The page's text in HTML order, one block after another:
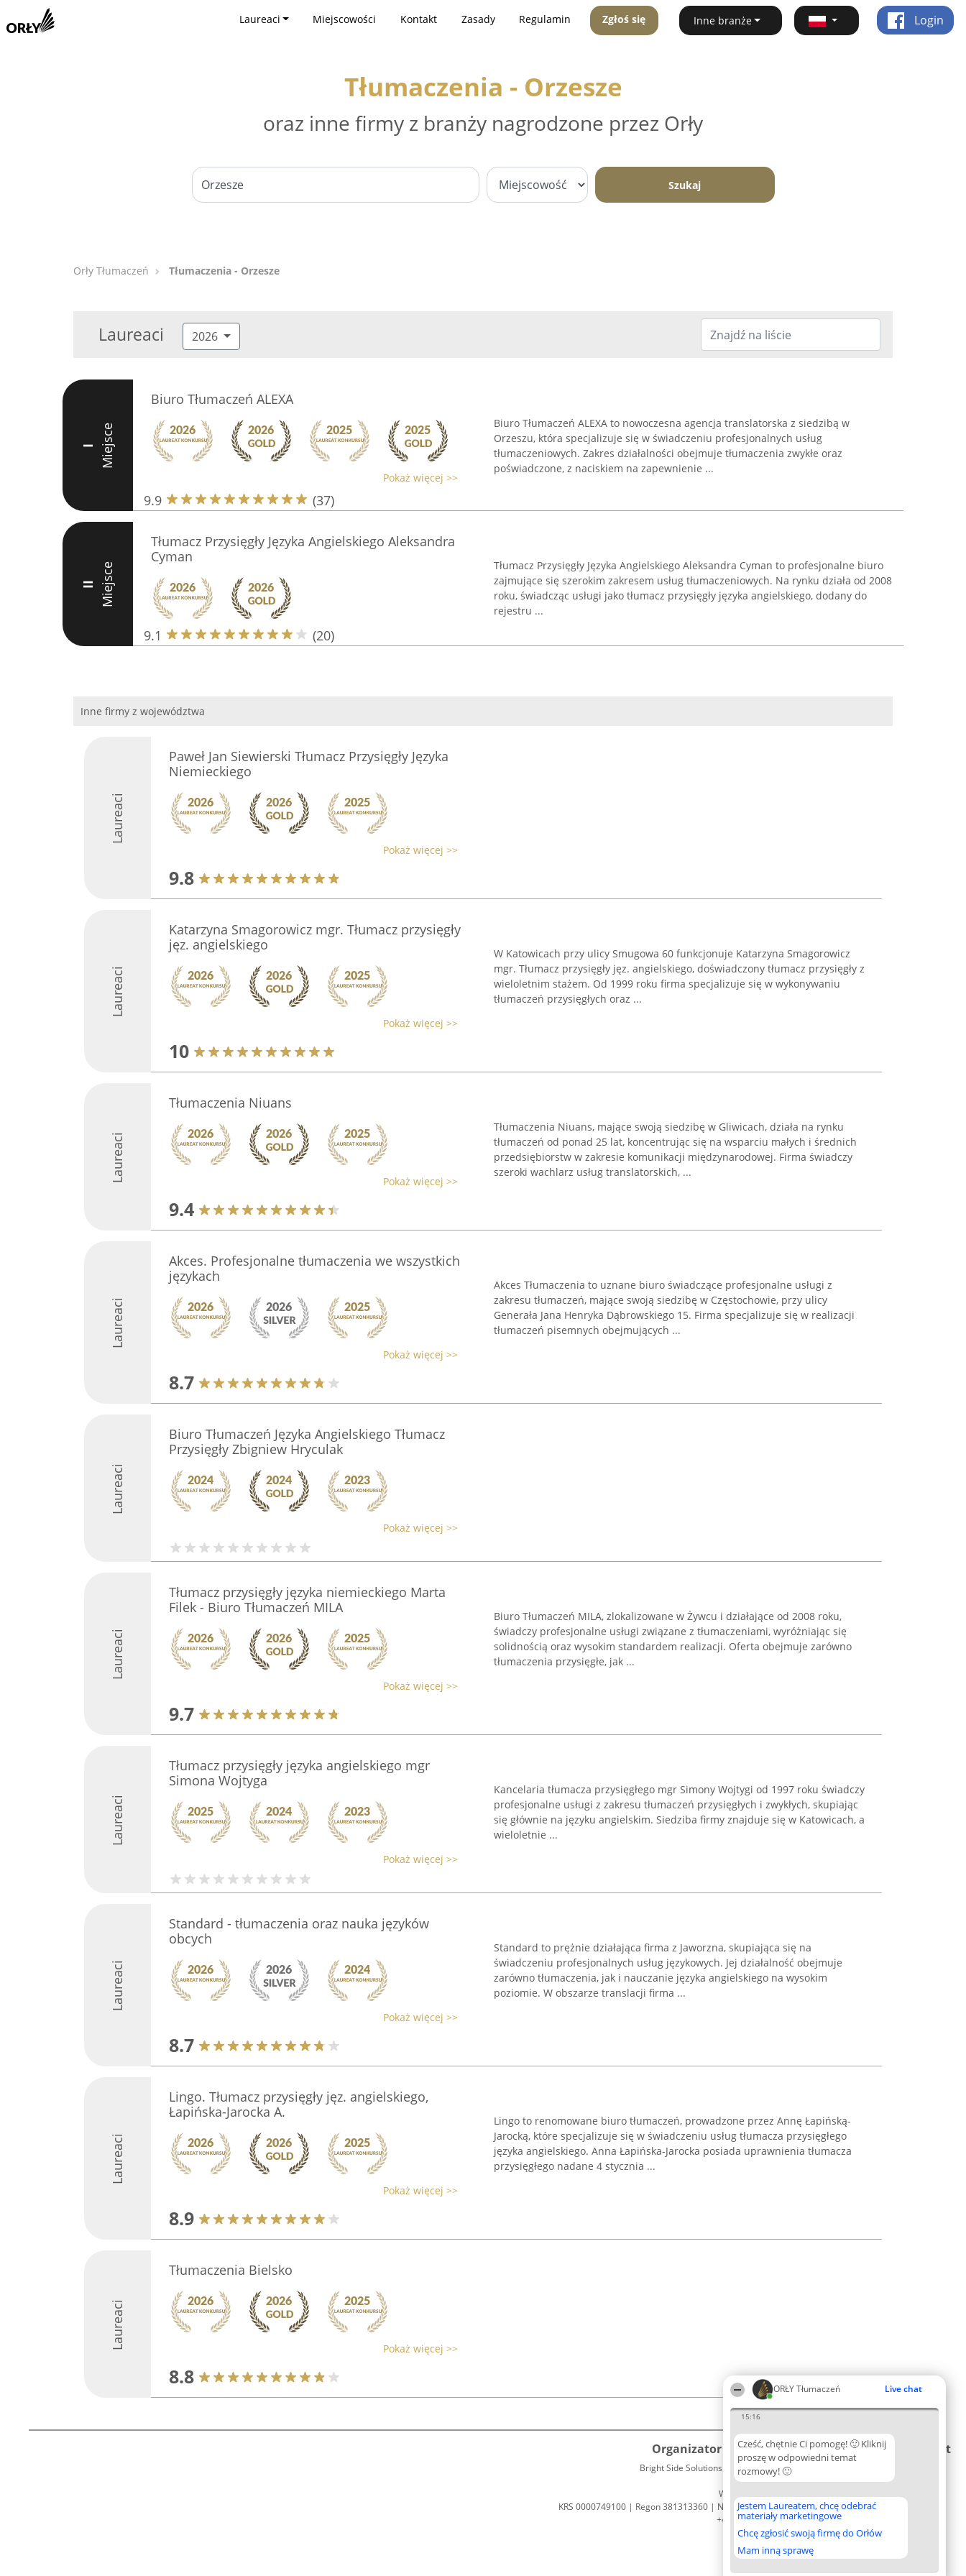
ORŁY Tłumaczeń Live chat
15:16
Cześć, chętnie Ci pomogę! 🙂 Kliknij
proszę w odpowiedni temat
rozmowy! 🙂
Jestem Laureatem, chcę odebrać
materiały marketingowe
Chcę zgłosić swoją firmę do Orłów
Mam inną sprawę
Laureaci Miejscowości Kontakt Zasady Regulamin Zgłoś się Inne branże Login
Tłumaczenia - Orzesze
oraz inne firmy z branży nagrodzone przez Orły
Szukaj
Orły Tłumaczeń Tłumaczenia - Orzesze
Laureaci 2026
I Miejsce
Biuro Tłumaczeń ALEXA
Pokaż więcej >>
9.9 (37)
Biuro Tłumaczeń ALEXA to nowoczesna agencja translatorska z siedzibą w
Orzeszu, która specjalizuje się w świadczeniu profesjonalnych usług
tłumaczeniowych. Zakres działalności obejmuje tłumaczenia zwykłe oraz
poświadczone, z naciskiem na zapewnienie ...
II Miejsce
Tłumacz Przysięgły Języka Angielskiego Aleksandra
Cyman
9.1 (20)
Tłumacz Przysięgły Języka Angielskiego Aleksandra Cyman to profesjonalne biuro
zajmujące się szerokim zakresem usług tłumaczeniowych. Na rynku działa od 2008
roku, świadcząc usługi jako tłumacz przysięgły języka angielskiego, dodany do
rejestru ...
Inne firmy z województwa
Laureaci
Paweł Jan Siewierski Tłumacz Przysięgły Języka
Niemieckiego
Pokaż więcej >>
9.8
Laureaci
Katarzyna Smagorowicz mgr. Tłumacz przysięgły
jęz. angielskiego
Pokaż więcej >>
10
W Katowicach przy ulicy Smugowa 60 funkcjonuje Katarzyna Smagorowicz
mgr. Tłumacz przysięgły jęz. angielskiego, doświadczony tłumacz przysięgły z
wieloletnim stażem. Od 1999 roku firma specjalizuje się w wykonywaniu
tłumaczeń przysięgłych oraz ...
Laureaci
Tłumaczenia Niuans
Pokaż więcej >>
9.4
Tłumaczenia Niuans, mające swoją siedzibę w Gliwicach, działa na rynku
tłumaczeń od ponad 25 lat, koncentrując się na wsparciu małych i średnich
przedsiębiorstw w zakresie komunikacji międzynarodowej. Firma świadczy
szeroki wachlarz usług translatorskich, ...
Laureaci
Akces. Profesjonalne tłumaczenia we wszystkich
językach
Pokaż więcej >>
8.7
Akces Tłumaczenia to uznane biuro świadczące profesjonalne usługi z
zakresu tłumaczeń, mające swoją siedzibę w Częstochowie, przy ulicy
Generała Jana Henryka Dąbrowskiego 15. Firma specjalizuje się w realizacji
tłumaczeń pisemnych obejmujących ...
Laureaci
Biuro Tłumaczeń Języka Angielskiego Tłumacz
Przysięgły Zbigniew Hryculak
Pokaż więcej >>
Laureaci
Tłumacz przysięgły języka niemieckiego Marta
Filek - Biuro Tłumaczeń MILA
Pokaż więcej >>
9.7
Biuro Tłumaczeń MILA, zlokalizowane w Żywcu i działające od 2008 roku,
świadczy profesjonalne usługi związane z tłumaczeniami, wyróżniając się
solidnością oraz wysokim standardem realizacji. Oferta obejmuje zarówno
tłumaczenia przysięgłe, jak ...
Laureaci
Tłumacz przysięgły języka angielskiego mgr
Simona Wojtyga
Pokaż więcej >>
Kancelaria tłumacza przysięgłego mgr Simony Wojtygi od 1997 roku świadczy
profesjonalne usługi z zakresu tłumaczeń przysięgłych i zwykłych, skupiając
się głównie na języku angielskim. Siedziba firmy znajduje się w Katowicach, a
wieloletnie ...
Laureaci
Standard - tłumaczenia oraz nauka języków
obcych
Pokaż więcej >>
8.7
Standard to prężnie działająca firma z Jaworzna, skupiająca się na
świadczeniu profesjonalnych usług językowych. Jej działalność obejmuje
zarówno tłumaczenia, jak i nauczanie języka angielskiego na wysokim
poziomie. W obszarze translacji firma ...
Laureaci
Lingo. Tłumacz przysięgły jęz. angielskiego,
Łapińska-Jarocka A.
Pokaż więcej >>
8.9
Lingo to renomowane biuro tłumaczeń, prowadzone przez Annę Łapińską-
Jarocką, które specjalizuje się w świadczeniu usług tłumacza przysięgłego
języka angielskiego. Anna Łapińska-Jarocka posiada uprawnienia tłumacza
przysięgłego nadane 4 stycznia ...
Laureaci
Tłumaczenia Bielsko
Pokaż więcej >>
8.8
Organizator plebiscytu
Bright Side Solutions sp. z o. o. sp. k.
ul. Ruska 22
Wrocław 50-079
KRS 0000749100 | Regon 381313360 | NIP 8943132676
+48 508 492 400
Plebiscyt
Lista
Laureatów
Zasady
Regulamin
Prywatności
Kontakt